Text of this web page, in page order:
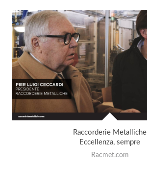
Raccorderie Metalliche
Eccellenza, sempre
Racmet.com